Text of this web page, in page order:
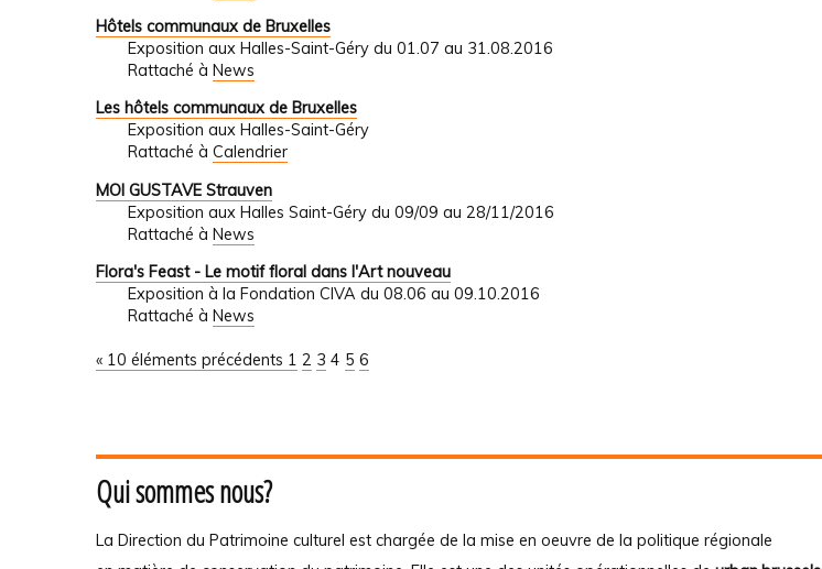
Hôtels communaux de Bruxelles
Exposition aux Halles-Saint-Géry du 01.07 au 31.08.2016
Rattaché à News
Les hôtels communaux de Bruxelles
Exposition aux Halles-Saint-Géry
Rattaché à Calendrier
MOI GUSTAVE Strauven
Exposition aux Halles Saint-Géry du 09/09 au 28/11/2016
Rattaché à News
Flora's Feast - Le motif floral dans l'Art nouveau
Exposition à la Fondation CIVA du 08.06 au 09.10.2016
Rattaché à News
« 10 éléments précédents 1 2 3 4 5 6
Qui sommes nous?
La Direction du Patrimoine culturel est chargée de la mise en oeuvre de la politique régionale